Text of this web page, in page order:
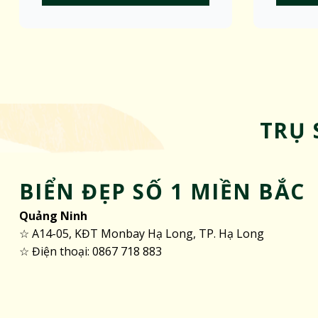
TRỤ
BIỂN ĐẸP SỐ 1 MIỀN BẮC
Quảng Ninh
☆ A14-05, KĐT Monbay Hạ Long, TP. Hạ Long
☆ Điện thoại: 0867 718 883